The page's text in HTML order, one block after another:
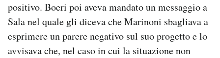
positivo. Boeri poi aveva mandato un messaggio a
Sala nel quale gli diceva che Marinoni sbagliava a
esprimere un parere negativo sul suo progetto e lo
avvisava che, nel caso in cui la situazione non